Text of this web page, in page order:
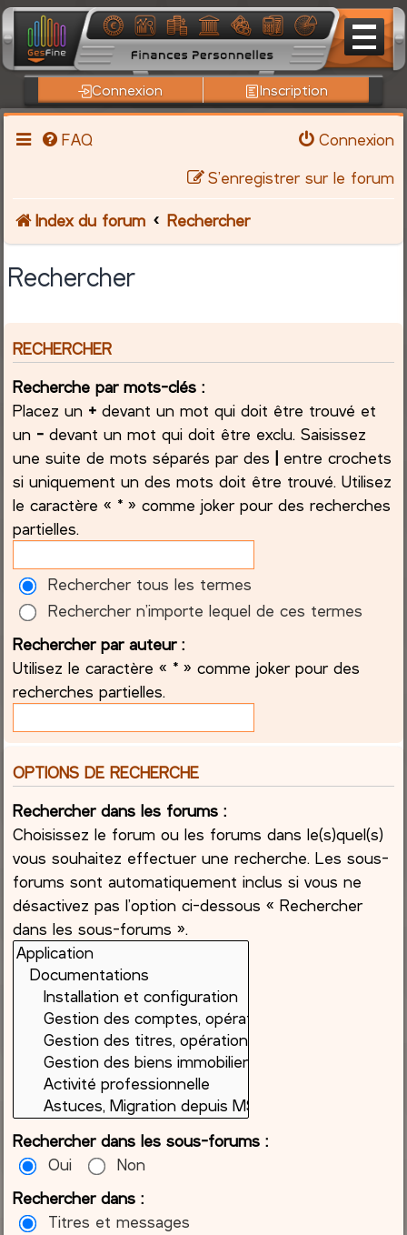
Connexion Inscription
FAQ
Connexion
S’enregistrer sur le forum
Index du forum Rechercher
Rechercher
RECHERCHER
Recherche par mots-clés :
Placez un + devant un mot qui doit être trouvé et
un - devant un mot qui doit être exclu. Saisissez
une suite de mots séparés par des | entre crochets
si uniquement un des mots doit être trouvé. Utilisez
le caractère « * » comme joker pour des recherches
partielles.
Rechercher tous les termes
Rechercher n’importe lequel de ces termes
Rechercher par auteur :
Utilisez le caractère « * » comme joker pour des
recherches partielles.
OPTIONS DE RECHERCHE
Rechercher dans les forums :
Choisissez le forum ou les forums dans le(s)quel(s)
vous souhaitez effectuer une recherche. Les sous-
forums sont automatiquement inclus si vous ne
désactivez pas l’option ci-dessous « Rechercher
dans les sous-forums ».
Rechercher dans les sous-forums :
Oui
Non
Rechercher dans :
Titres et messages